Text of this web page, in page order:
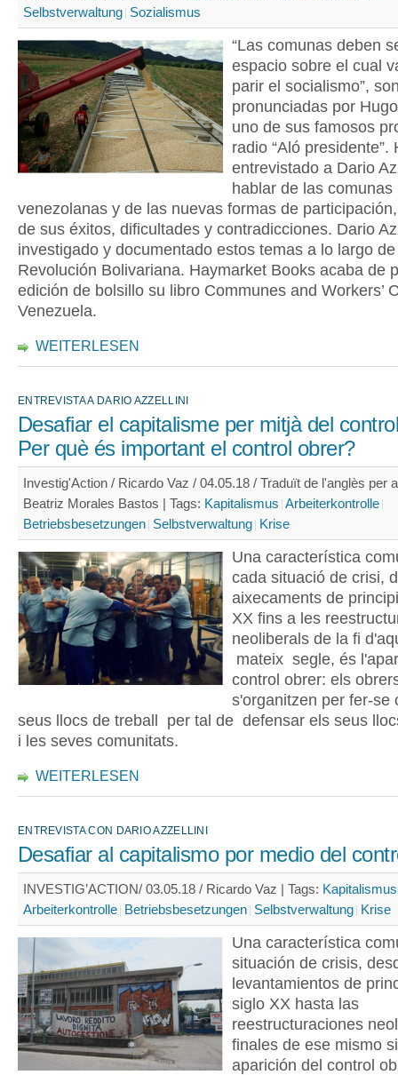
Selbstverwaltung Sozialismus
“Las comunas deben
espacio sobre el cual
parir el socialismo”,
pronunciadas por
uno de sus famosos
radio “Aló presidente”.
entrevistado a Dario
hablar de las comunas
venezolanas y de las nuevas formas de
de sus éxitos, dificultades y contradicciones. Dario
investigado y documentado estos temas a lo largo
Revolución Bolivariana. Haymarket Books acaba de
edición de bolsillo su libro Communes and Workers’
Venezuela.
WEITERLESEN
ENTREVISTA A DARIO AZZELLINI
Desafiar el capitalisme per mitjà del
Per què és important el control obrer?
Investig'Action / Ricardo Vaz / 04.05.18 / Traduït de l'anglès per
Beatriz Morales Bastos | Tags: Kapitalismus Arbeiterkontrolle
Betriebsbesetzungen Selbstverwaltung Krise
Una característica
cada situació de crisi,
aixecaments de
XX fins a les
neoliberals de la fi
mateix segle, és
control obrer: els
s'organitzen per fer-se
seus llocs de treball per tal de defensar els seus
i les seves comunitats.
WEITERLESEN
ENTREVISTA CON DARIO AZZELLINI
Desafiar al capitalismo por medio del
INVESTIG’ACTION/ 03.05.18 / Ricardo Vaz | Tags: Kapitalismus
Arbeiterkontrolle Betriebsbesetzungen Selbstverwaltung Krise
Una característica
situación de crisis,
levantamientos de
siglo XX hasta las
reestructuraciones
finales de ese mismo
aparición del control